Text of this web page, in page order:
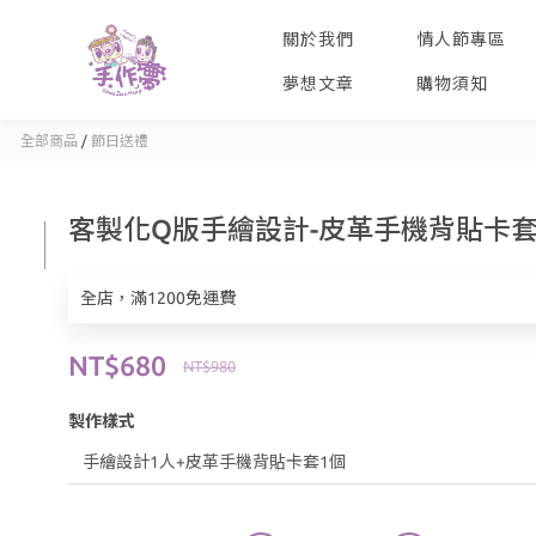
關於我們 情人節專區
夢想文章 購物須知
全部商品 / 節日送禮
客製化Q版手繪設計-皮革手機背貼卡
全店，滿1200免運費
NT$980
NT$680
製作樣式